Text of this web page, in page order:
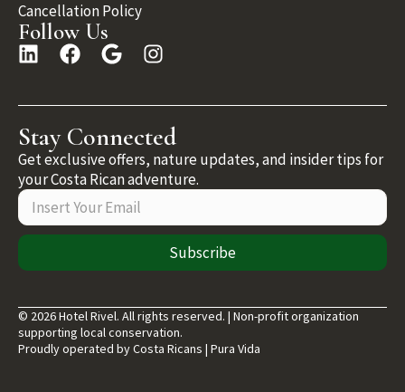
Cancellation Policy
Follow Us
Stay Connected
Get exclusive offers, nature updates, and insider tips for
your Costa Rican adventure.
Subscribe
© 2026 Hotel Rivel. All rights reserved. | Non-profit organization
supporting local conservation.
Proudly operated by Costa Ricans | Pura Vida